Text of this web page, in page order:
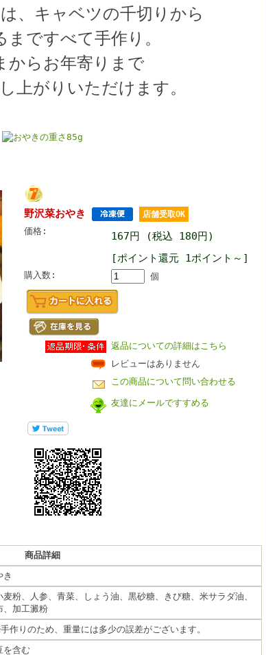
、キャベツの千切りから
まですべて手作り。
からお年寄りまで
上がりいただけます。
野沢菜おやき 店舗受取OK
価格:
167円 (税込 180円)
[ポイント還元 1ポイント～]
購入数: 個
返品についての詳細はこちら
レビューはありません
この商品について問い合わせる
友達にメールですすめる
商品詳細
き
麦粉、人参、青菜、しょう油、黒砂糖、きび糖、米サラダ油、
、加工澱粉
作りのため、重量には多少の誤差がございます。
を含む